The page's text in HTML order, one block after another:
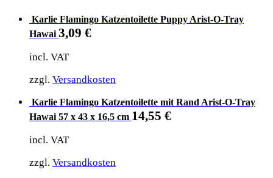
Karlie Flamingo Katzentoilette Puppy Arist-O-Tray
Hawai 3,09 €
incl. VAT
zzgl. Versandkosten
Karlie Flamingo Katzentoilette mit Rand Arist-O-Tray
Hawai 57 x 43 x 16,5 cm 14,55 €
incl. VAT
zzgl. Versandkosten